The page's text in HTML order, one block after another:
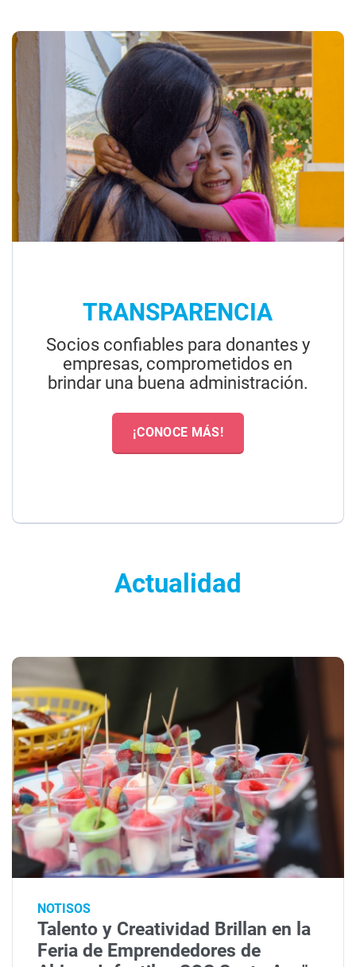
TRANSPARENCIA
Socios confiables para donantes y
empresas, comprometidos en
brindar una buena administración.
¡CONOCE MÁS!
Actualidad
NOTISOS
Talento y Creatividad Brillan en la
Feria de Emprendedores de